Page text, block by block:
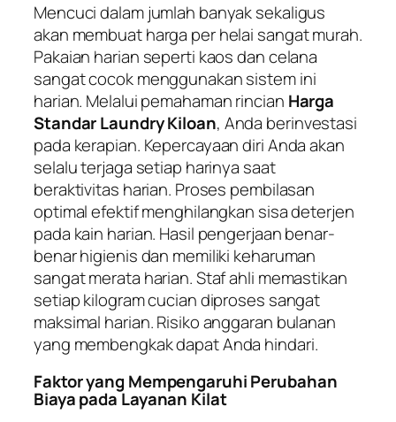
Mencuci dalam jumlah banyak sekaligus
akan membuat harga per helai sangat murah.
Pakaian harian seperti kaos dan celana
sangat cocok menggunakan sistem ini
harian. Melalui pemahaman rincian Harga
Standar Laundry Kiloan, Anda berinvestasi
pada kerapian. Kepercayaan diri Anda akan
selalu terjaga setiap harinya saat
beraktivitas harian. Proses pembilasan
optimal efektif menghilangkan sisa deterjen
pada kain harian. Hasil pengerjaan benar-
benar higienis dan memiliki keharuman
sangat merata harian. Staf ahli memastikan
setiap kilogram cucian diproses sangat
maksimal harian. Risiko anggaran bulanan
yang membengkak dapat Anda hindari.
Faktor yang Mempengaruhi Perubahan
Biaya pada Layanan Kilat